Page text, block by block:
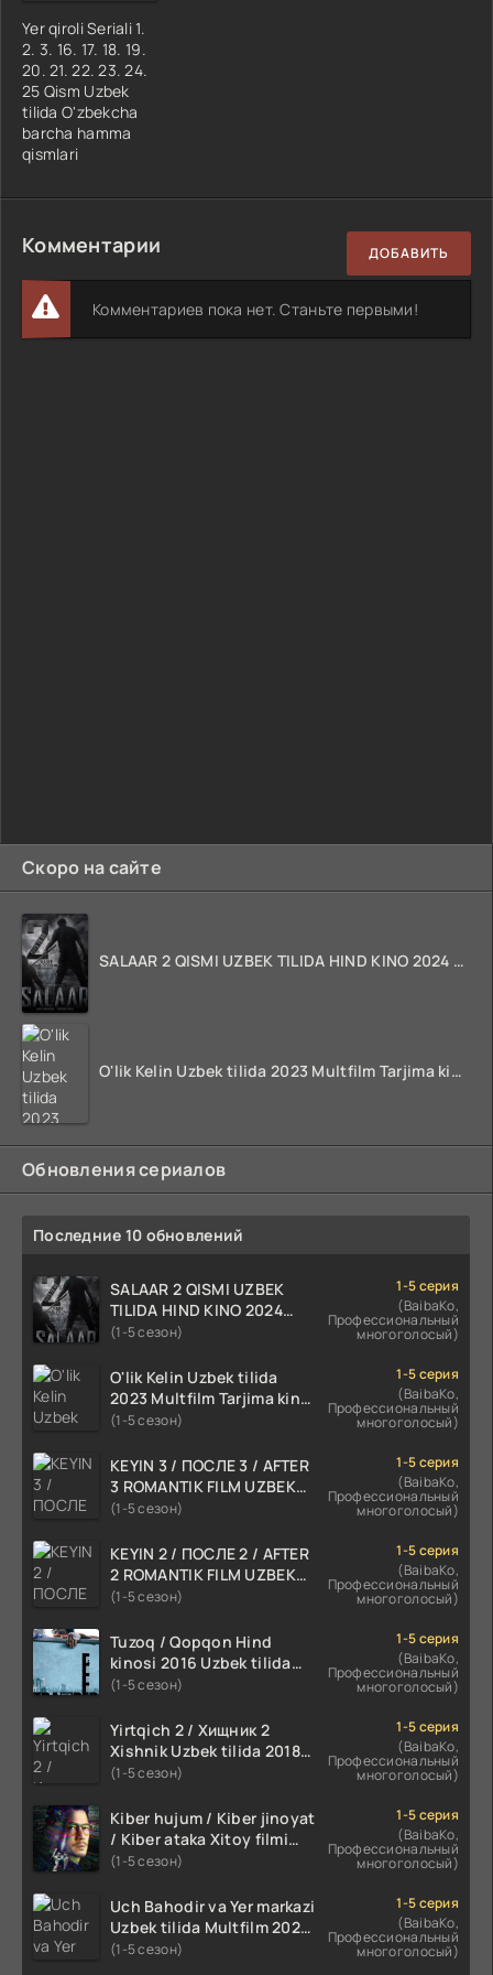
Скоро на сайте
SALAAR 2 QISMI UZBEK TILIDA HIND KINO 2024 TARJIMA 720p HD Skachat
O'lik Kelin Uzbek tilida 2023 Multfilm Tarjima kino skachat
Обновления сериалов
Последние 10 обновлений
SALAAR 2 QISMI UZBEK
TILIDA HIND KINO 2024
TARJIMA 720p HD Skachat
(1-5 сезон)
1-5 серия
(BaibaKo,
Профессиональный
многоголосый)
O'lik Kelin Uzbek tilida
2023 Multfilm Tarjima kino
skachat
(1-5 сезон)
1-5 серия
(BaibaKo,
Профессиональный
многоголосый)
KEYIN 3 / ПОСЛЕ 3 / AFTER
3 ROMANTIK FILM UZBEK
TILIDA 2021 TARJIMA FILM
(1-5 сезон)
1-5 серия
(BaibaKo,
Профессиональный
многоголосый)
KEYIN 2 / ПОСЛЕ 2 / AFTER
2 ROMANTIK FILM UZBEK
TILIDA 2020 TARJIMA FILM
(1-5 сезон)
1-5 серия
(BaibaKo,
Профессиональный
многоголосый)
Tuzoq / Qopqon Hind
kinosi 2016 Uzbek tilida
tarjima film HD
(1-5 сезон)
1-5 серия
(BaibaKo,
Профессиональный
многоголосый)
Yirtqich 2 / Хищник 2
Xishnik Uzbek tilida 2018-
2024 O'zbekcha tarjima
(1-5 сезон)
1-5 серия
(BaibaKo,
Профессиональный
многоголосый)
Kiber hujum / Kiber jinoyat
/ Kiber ataka Xitoy filmi
Uzbek tilida O'zbekcha
HD skachat
(1-5 сезон)
1-5 серия
(BaibaKo,
Профессиональный
многоголосый)
Uch Bahodir va Yer markazi
Uzbek tilida Multfilm 2025
tarjima HD skachat
(1-5 сезон)
1-5 серия
(BaibaKo,
Профессиональный
многоголосый)
Yer qiroli Seriali 1.
2. 3. 16. 17. 18. 19.
20. 21. 22. 23. 24.
25 Qism Uzbek
tilida O'zbekcha
barcha hamma
qismlari
Комментарии ДОБАВИТЬ
Комментариев пока нет. Станьте первыми!